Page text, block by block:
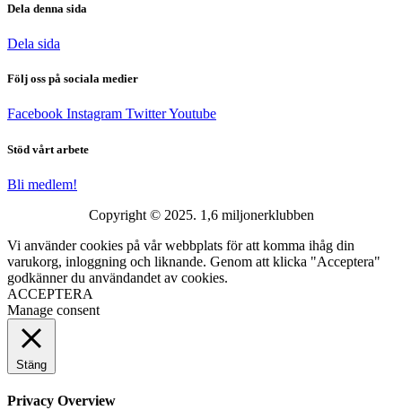
Dela denna sida
Dela sida
Följ oss på sociala medier
Facebook Instagram TwitterYoutube
Stöd vårt arbete
Bli medlem!
Copyright © 2025. 1,6 miljonerklubben
Vi använder cookies på vår webbplats för att komma ihåg din
varukorg, inloggning och liknande. Genom att klicka "Acceptera"
godkänner du användandet av cookies.
ACCEPTERA
Manage consent
Stäng
Privacy Overview